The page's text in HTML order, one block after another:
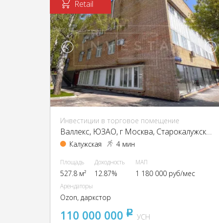
Retail
Инвестиции в торговое помещение
Валлекс, ЮЗАО, г Москва, Старокалужское ш., 62
Калужская 4 мин
Площадь
527.8 м²
Доходность
12.87%
МАП
1 180 000 руб/мес
Арендаторы
Ozon, даркстор
110 000 000 pуб
УСН